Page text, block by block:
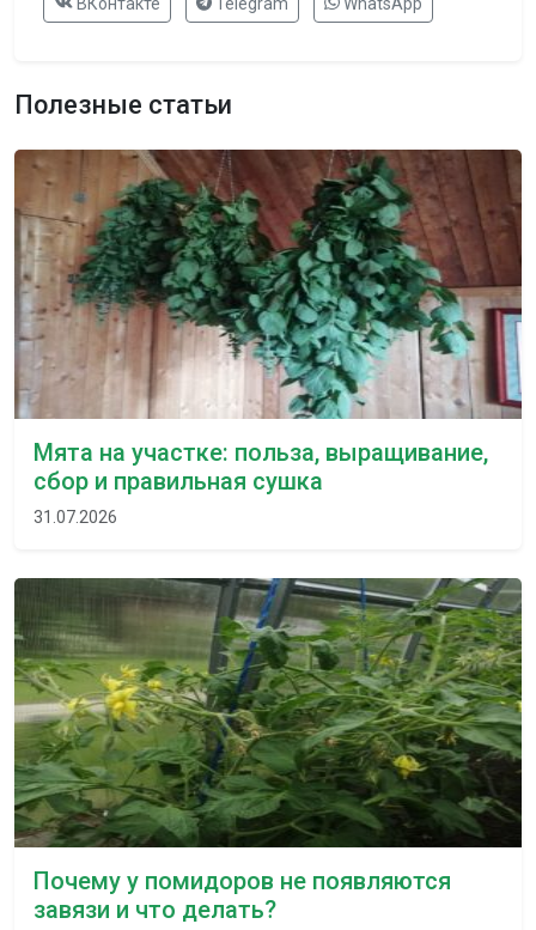
Полезные статьи
Мята на участке: польза, выращивание,
сбор и правильная сушка
31.07.2026
Почему у помидоров не появляются
завязи и что делать?